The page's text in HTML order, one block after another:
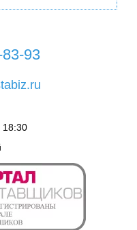
93
18:30